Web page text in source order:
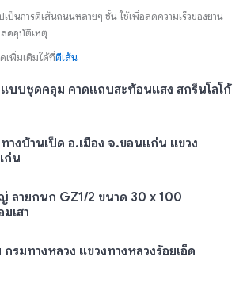
เป็นการตีเส้นถนนหลายๆ ชั้น ใช้เพื่อลดความเร็วของยาน
ดอุบัติเหตุ
เพิ่มเติมได้ที่ตีเส้น
บบชุดคลุม คาดแถบสะท้อนแสง สกรีนโลโก้
ทางบ้านเป็ด อ.เมือง จ.ขอนแก่น แขวง
ก่น
ลายกนก GZ1/2 ขนาด 30 x 100
เสา
กรมทางหลวง แขวงทางหลวงร้อยเอ็ด